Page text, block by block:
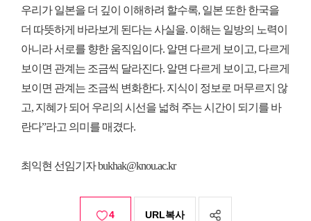
우리가 일본을 더 깊이 이해하려 할수록, 일본 또한 한국을
더 따뜻하게 바라보게 된다는 사실을. 이해는 일방의 노력이
아니라 서로를 향한 움직임이다. 알면 다르게 보이고, 다르게
보이면 관계는 조금씩 달라진다. 알면 다르게 보이고, 다르게
보이면 관계는 조금씩 변화한다. 지식이 정보로 머무르지 않
고, 지혜가 되어 우리의 시선을 넓혀 주는 시간이 되기를 바
란다”라고 의미를 매겼다.
최익현 선임기자 bukhak@knou.ac.kr
4 URL복사